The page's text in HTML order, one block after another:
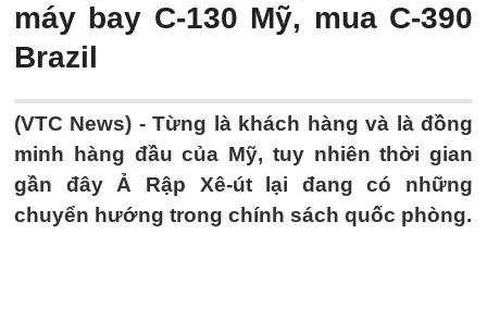
máy bay C-130 Mỹ, mua C-390
Brazil
(VTC News) -Từng là khách hàng và là đồng
minh hàng đầu của Mỹ, tuy nhiên thời gian
gần đây Ả Rập Xê-út lại đang có những
chuyển hướng trong chính sách quốc phòng.